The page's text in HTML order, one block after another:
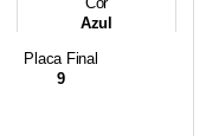
Azul
Placa Final
9